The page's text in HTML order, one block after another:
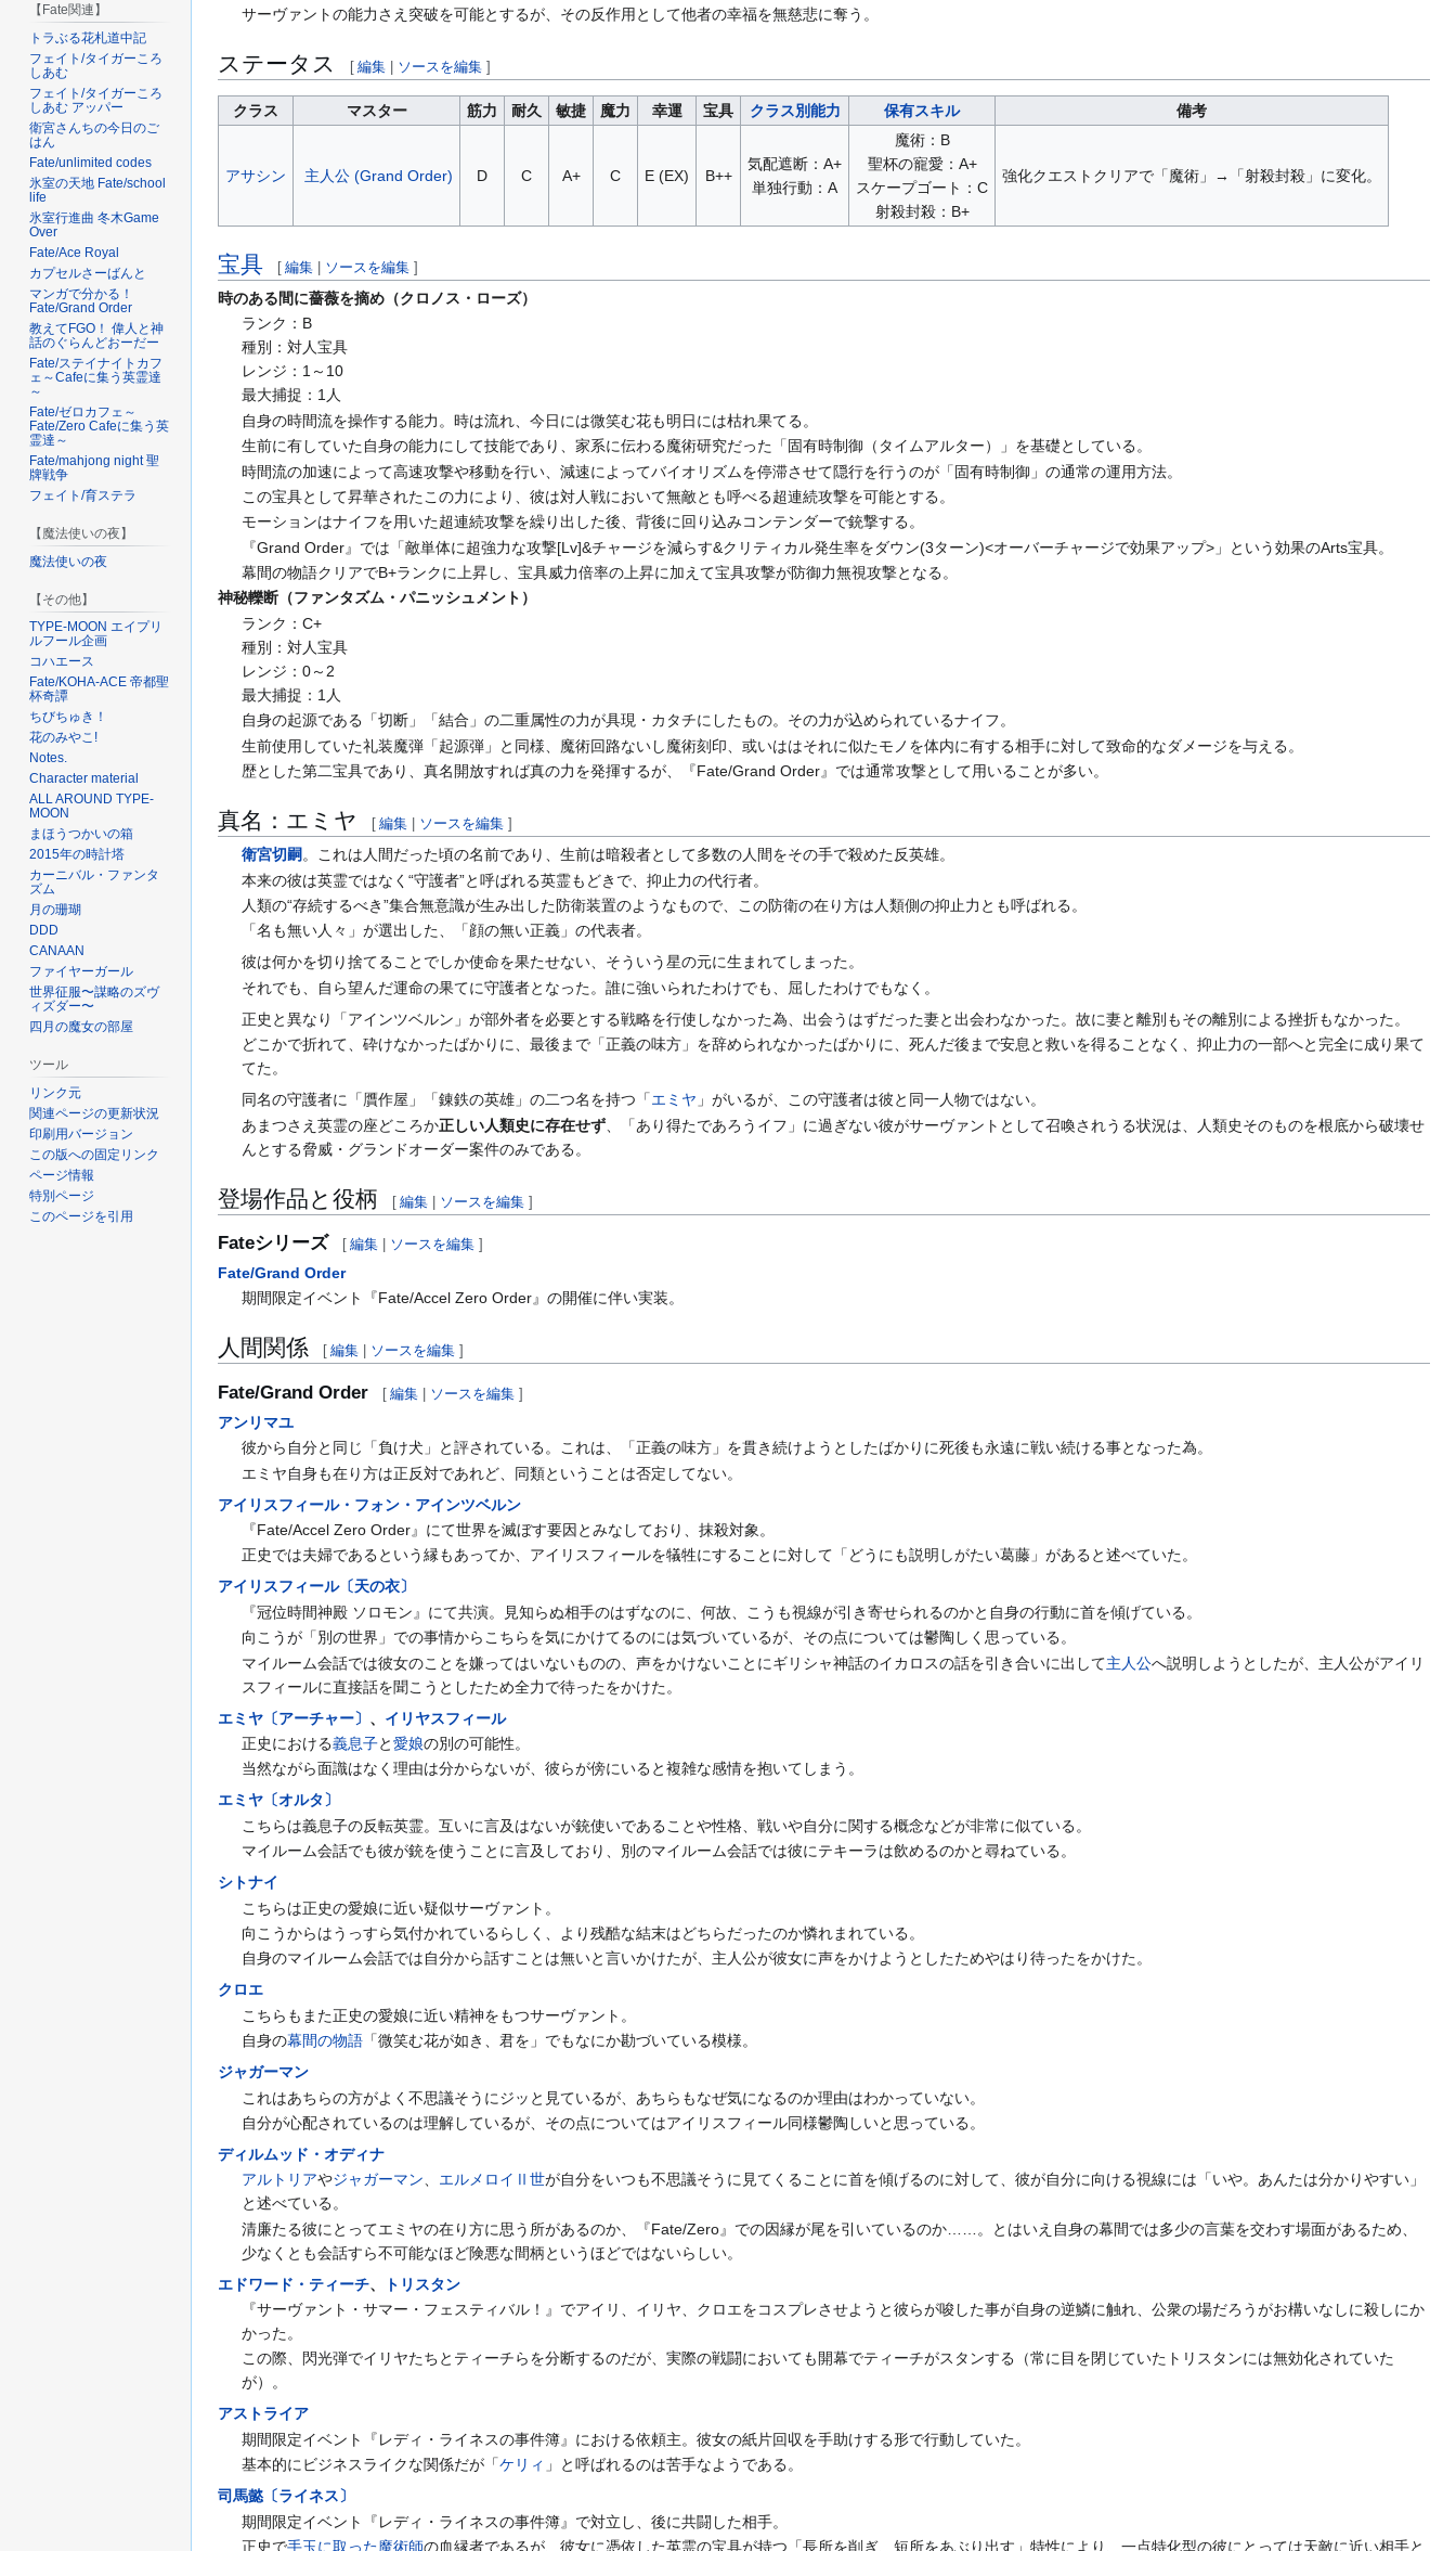
サーヴァントの能力さえ突破を可能とするが、その反作用として他者の幸福を無慈悲に奪う。
ステータス [ 編集 | ソースを編集 ]
クラス マスター 筋力 耐久 敏捷 魔力 幸運 宝具 クラス別能力 保有スキル 備考
アサシン 主人公 (Grand Order) D C A+ C E (EX) B++
気配遮断：A+
単独行動：A
魔術：B
聖杯の寵愛：A+
スケープゴート：C
射殺封殺：B+
強化クエストクリアで「魔術」→「射殺封殺」に変化。
宝具 [ 編集 | ソースを編集 ]
時のある間に薔薇を摘め（クロノス・ローズ）
ランク：B
種別：対人宝具
レンジ：1～10
最大捕捉：1人
自身の時間流を操作する能力。時は流れ、今日には微笑む花も明日には枯れ果てる。
生前に有していた自身の能力にして技能であり、家系に伝わる魔術研究だった「固有時制御（タイムアルター）」を基礎としている。
時間流の加速によって高速攻撃や移動を行い、減速によってバイオリズムを停滞させて隠行を行うのが「固有時制御」の通常の運用方法。
この宝具として昇華されたこの力により、彼は対人戦において無敵とも呼べる超連続攻撃を可能とする。
モーションはナイフを用いた超連続攻撃を繰り出した後、背後に回り込みコンテンダーで銃撃する。
『Grand Order』では「敵単体に超強力な攻撃[Lv]&チャージを減らす&クリティカル発生率をダウン(3ターン)<オーバーチャージで効果アップ>」という効果のArts宝具。
幕間の物語クリアでB+ランクに上昇し、宝具威力倍率の上昇に加えて宝具攻撃が防御力無視攻撃となる。
神秘轢断（ファンタズム・パニッシュメント）
ランク：C+
種別：対人宝具
レンジ：0～2
最大捕捉：1人
自身の起源である「切断」「結合」の二重属性の力が具現・カタチにしたもの。その力が込められているナイフ。
生前使用していた礼装魔弾「起源弾」と同様、魔術回路ないし魔術刻印、或いははそれに似たモノを体内に有する相手に対して致命的なダメージを与える。
歴とした第二宝具であり、真名開放すれば真の力を発揮するが、『Fate/Grand Order』では通常攻撃として用いることが多い。
真名：エミヤ [ 編集 ソースを編集 ]
衛宮切嗣。これは人間だった頃の名前であり、生前は暗殺者として多数の人間をその手で殺めた反英雄。
本来の彼は英霊ではなく“守護者”と呼ばれる英霊もどきで、抑止力の代行者。
人類の“存続するべき”集合無意識が生み出した防衛装置のようなもので、この防衛の在り方は人類側の抑止力とも呼ばれる。
「名も無い人々」が選出した、「顔の無い正義」の代表者。
彼は何かを切り捨てることでしか使命を果たせない、そういう星の元に生まれてしまった。
それでも、自ら望んだ運命の果てに守護者となった。誰に強いられたわけでも、屈したわけでもなく。
正史と異なり「アインツベルン」が部外者を必要とする戦略を行使しなかった為、出会うはずだった妻と出会わなかった。故に妻と離別もその離別による挫折もなかった。
どこかで折れて、砕けなかったばかりに、最後まで「正義の味方」を辞められなかったばかりに、死んだ後まで安息と救いを得ることなく、抑止力の一部へと完全に成り果て
てた。
同名の守護者に「贋作屋」「錬鉄の英雄」の二つ名を持つ「エミヤ 」がいるが、この守護者は彼と同一人物ではない。
あまつさえ英霊の座どころか正しい人類史に存在せず 、「あり得たであろうイフ」に過ぎない彼がサーヴァントとして召喚されうる状況は、人類史そのものを根底から破壊せ
んとする脅威・グランドオーダー案件のみである。
登場作品と役柄 [ 編集 | ソースを編集 ]
Fateシリーズ [ 編集 ソースを編集 ]
Fate/Grand Order
期間限定イベント『Fate/Accel Zero Order』の開催に伴い実装。
人間関係 [ 編集 ソースを編集 ]
Fate/Grand Order [ 編集 ソースを編集 ]
アンリマユ
彼から自分と同じ「負け犬」と評されている。これは、「正義の味方」を貫き続けようとしたばかりに死後も永遠に戦い続ける事となった為。
エミヤ自身も在り方は正反対であれど、同類ということは否定してない。
アイリスフィール・フォン・アインツベルン
『Fate/Accel Zero Order』にて世界を滅ぼす要因とみなしており、抹殺対象。
正史では夫婦であるという縁もあってか、アイリスフィールを犠牲にすることに対して「どうにも説明しがたい葛藤」があると述べていた。
アイリスフィール〔天の衣〕
『冠位時間神殿 ソロモン』にて共演。見知らぬ相手のはずなのに、何故、こうも視線が引き寄せられるのかと自身の行動に首を傾げている。
向こうが「別の世界」での事情からこちらを気にかけてるのには気づいているが、その点については鬱陶しく思っている。
マイルーム会話では彼女のことを嫌ってはいないものの、声をかけないことにギリシャ神話のイカロスの話を引き合いに出して主人公へ説明しようとしたが、主人公がアイリ
スフィールに直接話を聞こうとしたため全力で待ったをかけた。
エミヤ〔アーチャー〕 、 イリヤスフィール
正史における義息子と愛娘の別の可能性。
当然ながら面識はなく理由は分からないが、彼らが傍にいると複雑な感情を抱いてしまう。
エミヤ〔オルタ〕
こちらは義息子の反転英霊。互いに言及はないが銃使いであることや性格、戦いや自分に関する概念などが非常に似ている。
マイルーム会話でも彼が銃を使うことに言及しており、別のマイルーム会話では彼にテキーラは飲めるのかと尋ねている。
シトナイ
こちらは正史の愛娘に近い疑似サーヴァント。
向こうからはうっすら気付かれているらしく、より残酷な結末はどちらだったのか憐れまれている。
自身のマイルーム会話では自分から話すことは無いと言いかけたが、主人公が彼女に声をかけようとしたためやはり待ったをかけた。
クロエ
こちらもまた正史の愛娘に近い精神をもつサーヴァント。
自身の幕間の物語 「微笑む花が如き、君を」でもなにか勘づいている模様。
ジャガーマン
これはあちらの方がよく不思議そうにジッと見ているが、あちらもなぜ気になるのか理由はわかっていない。
自分が心配されているのは理解しているが、その点についてはアイリスフィール同様鬱陶しいと思っている。
ディルムッド・オディナ
アルトリアやジャガーマン、 エルメロイⅡ世が自分をいつも不思議そうに見てくることに首を傾げるのに対して、彼が自分に向ける視線には「いや。あんたは分かりやすい」
と述べている。
清廉たる彼にとってエミヤの在り方に思う所があるのか、『Fate/Zero』での因縁が尾を引いているのか……。とはいえ自身の幕間では多少の言葉を交わす場面があるため、
少なくとも会話すら不可能なほど険悪な間柄というほどではないらしい。
エドワード・ティーチ、
トリスタン
『サーヴァント・サマー・フェスティバル！』でアイリ、イリヤ、クロエをコスプレさせようと彼らが唆した事が自身の逆鱗に触れ、公衆の場だろうがお構いなしに殺しにか
かった。
この際、閃光弾でイリヤたちとティーチらを分断するのだが、実際の戦闘においても開幕でティーチがスタンする（常に目を閉じていたトリスタンには無効化されていた
が）。
アストライア
期間限定イベント『レディ・ライネスの事件簿』における依頼主。彼女の紙片回収を手助けする形で行動していた。
基本的にビジネスライクな関係だが「ケリィ 」と呼ばれるのは苦手なようである。
司馬懿〔ライネス〕
期間限定イベント『レディ・ライネスの事件簿』で対立し、後に共闘した相手。
正史で手玉に取った魔術師の血縁者であるが、彼女に憑依した英霊の宝具が持つ「長所を削ぎ、短所をあぶり出す」特性により、一点特化型の彼にとっては天敵に近い相手と
【Fate関連】
トラぶる花札道中記
フェイト/タイガーころ
しあむ
フェイト/タイガーころ
しあむ アッパー
衛宮さんちの今日のご
はん
Fate/unlimited codes
氷室の天地 Fate/school
life
氷室行進曲 冬木Game
Over
Fate/Ace Royal
カプセルさーばんと
マンガで分かる！
Fate/Grand Order
教えてFGO！ 偉人と神
話のぐらんどおーだー
Fate/ステイナイトカフ
ェ～Cafeに集う英霊達
～
Fate/ゼロカフェ～
Fate/Zero Cafeに集う英
霊達～
Fate/mahjong night 聖
牌戦争
フェイト/育ステラ
【魔法使いの夜】
魔法使いの夜
【その他】
TYPE-MOON エイプリ
ルフール企画
コハエース
Fate/KOHA-ACE 帝都聖
杯奇譚
ちびちゅき！
花のみやこ!
Notes.
Character material
ALL AROUND TYPE-
MOON
まほうつかいの箱
2015年の時計塔
カーニバル・ファンタ
ズム
月の珊瑚
DDD
CANAAN
ファイヤーガール
世界征服〜謀略のズヴ
ィズダー〜
四月の魔女の部屋
ツール
リンク元
関連ページの更新状況
印刷用バージョン
この版への固定リンク
ページ情報
特別ページ
このページを引用